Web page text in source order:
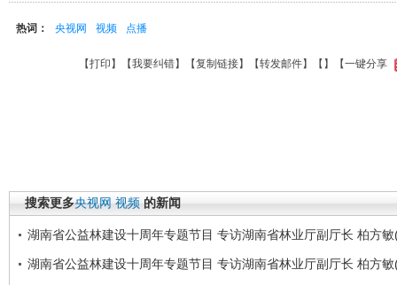
热词： 央视网 视频 点播
【打印 】【我要纠错】【复制链接】【转发邮件】【 】 【一键分享
搜索更多央视网 视频 的新闻
湖南省公益林建设十周年专题节目 专访湖南省林业厅副厅长 柏方
湖南省公益林建设十周年专题节目 专访湖南省林业厅副厅长 柏方